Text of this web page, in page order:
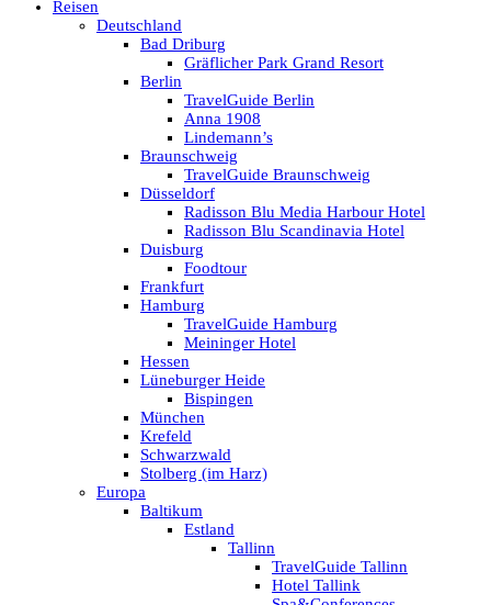
Reisen
Deutschland
Bad Driburg
Gräflicher Park Grand Resort
Berlin
TravelGuide Berlin
Anna 1908
Lindemann’s
Braunschweig
TravelGuide Braunschweig
Düsseldorf
Radisson Blu Media Harbour Hotel
Radisson Blu Scandinavia Hotel
Duisburg
Foodtour
Frankfurt
Hamburg
TravelGuide Hamburg
Meininger Hotel
Hessen
Lüneburger Heide
Bispingen
München
Krefeld
Schwarzwald
Stolberg (im Harz)
Europa
Baltikum
Estland
Tallinn
TravelGuide Tallinn
Hotel Tallink